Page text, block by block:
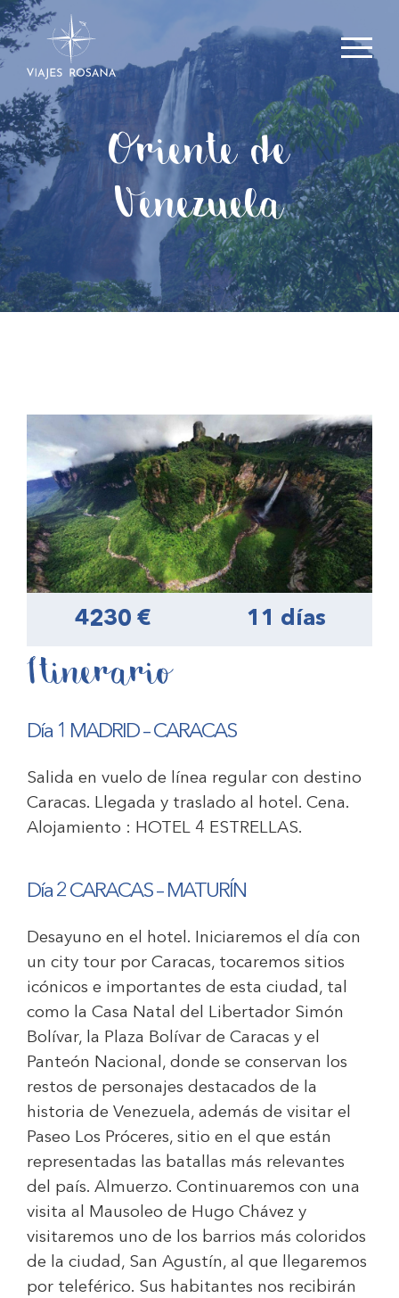
Oriente de
Venezuela
4230 € 11 días
Itinerario
Día 1 MADRID – CARACAS
Salida en vuelo de línea regular con destino
Caracas. Llegada y traslado al hotel. Cena.
Alojamiento : HOTEL 4 ESTRELLAS.
Día 2 CARACAS – MATURÍN
Desayuno en el hotel. Iniciaremos el día con
un city tour por Caracas, tocaremos sitios
icónicos e importantes de esta ciudad, tal
como la Casa Natal del Libertador Simón
Bolívar, la Plaza Bolívar de Caracas y el
Panteón Nacional, donde se conservan los
restos de personajes destacados de la
historia de Venezuela, además de visitar el
Paseo Los Próceres, sitio en el que están
representadas las batallas más relevantes
del país. Almuerzo. Continuaremos con una
visita al Mausoleo de Hugo Chávez y
visitaremos uno de los barrios más coloridos
de la ciudad, San Agustín, al que llegaremos
por teleférico. Sus habitantes nos recibirán